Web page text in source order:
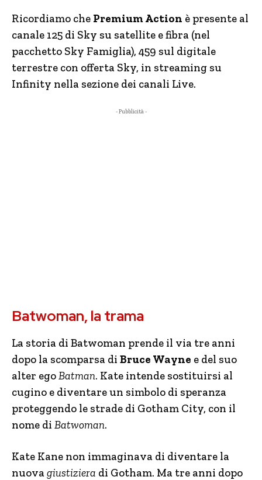
Ricordiamo che Premium Action è presente al
canale 125 di Sky su satellite e fibra (nel
pacchetto Sky Famiglia), 459 sul digitale
terrestre con offerta Sky, in streaming su
Infinity nella sezione dei canali Live.
- Pubblicità -
Batwoman, la trama
La storia di Batwoman prende il via tre anni
dopo la scomparsa di Bruce Wayne e del suo
alter egoBatman. Kate intende sostituirsi al
cugino e diventare un simbolo di speranza
proteggendo le strade di Gotham City, con il
nome di Batwoman.
Kate Kane non immaginava di diventare la
nuovagiustiziera di Gotham. Ma tre anni dopo